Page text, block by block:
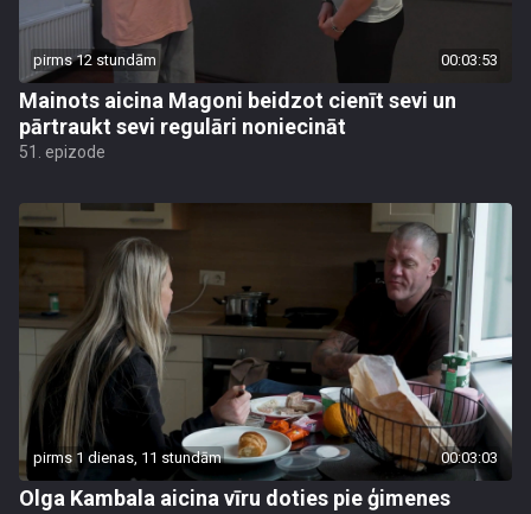
pirms 12 stundām 00:03:53
Mainots aicina Magoni beidzot cienīt sevi un
pārtraukt sevi regulāri noniecināt
51. epizode
pirms 1 dienas, 11 stundām 00:03:03
Olga Kambala aicina vīru doties pie ģimenes